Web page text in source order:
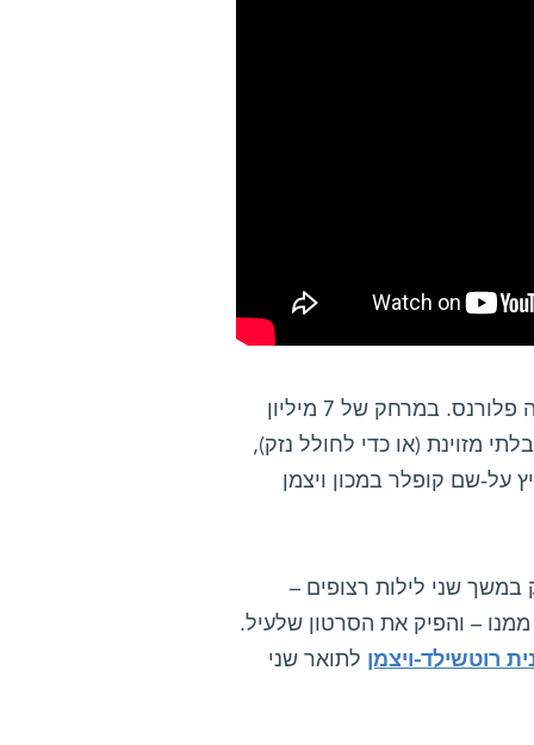
ב-1 בספטמבר חלף על פני כדור הארץ אסטרואיד גדול למדי המכונה פלורנס. במרחק של 7 מיליון
מזוינת (או כדי לחולל נזק),
על-שם קופלר במכון ויצמן
במשך שני לילות רצופים –
– והפיק את הסרטון שלעיל.
רוטשילד-ויצמן
לתואר שני